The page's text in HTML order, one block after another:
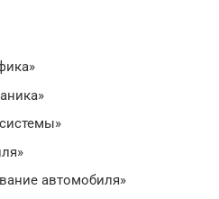
автомобиля»